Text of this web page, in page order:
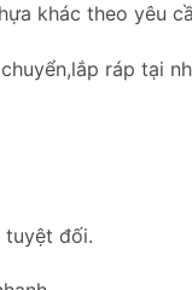
khác theo yêu
ráp tại
tuyệt đối.